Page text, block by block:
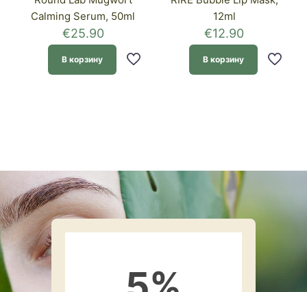
Calming Serum, 50ml
€25.90
В корзину
12ml
€12.90
В корзину